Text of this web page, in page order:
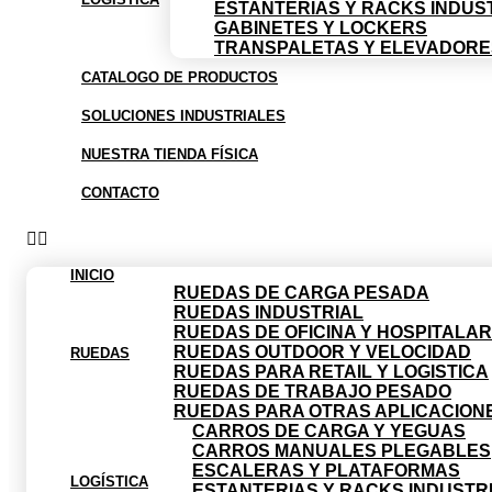
ESTANTERIAS Y RACKS
GABINETES Y LOCKERS
TRANSPALETAS Y
CATALOGO DE PRODUCTOS
SOLUCIONES INDUSTRIALES
NUESTRA TIENDA FÍSICA
CONTACTO
INICIO
RUEDAS
RUEDAS DE CARGA PESADA
RUEDAS INDUSTRIAL
RUEDAS DE OFICINA Y
RUEDAS OUTDOOR Y VELOCIDAD
RUEDAS PARA RETAIL Y LOGISTICA
RUEDAS DE TRABAJO PESADO
RUEDAS PARA OTRAS
LOGÍSTICA
CARROS DE CARGA Y YEGUAS
CARROS MANUALES PLEGABLES
ESCALERAS Y PLATAFORMAS